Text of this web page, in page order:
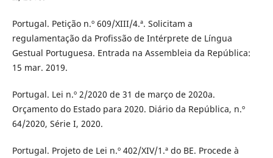
Portugal. Petição n.º 609/XIII/4.ª. Solicitam a
regulamentação da Profissão de Intérprete de Língua
Gestual Portuguesa. Entrada na Assembleia da República:
15 mar. 2019.
Portugal. Lei n.º 2/2020 de 31 de março de 2020a.
Orçamento do Estado para 2020. Diário da República, n.º
64/2020, Série I, 2020.
Portugal. Projeto de Lei n.º 402/XIV/1.ª do BE. Procede à